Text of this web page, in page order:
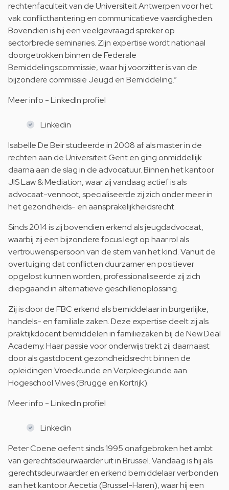
rechtenfaculteit van de Universiteit Antwerpen voor het
vak conflicthantering en communicatieve vaardigheden.
Bovendien is hij een veelgevraagd spreker op
sectorbrede seminaries. Zijn expertise wordt nationaal
doorgetrokken binnen de Federale
Bemiddelingscommissie, waar hij voorzitter is van de
bijzondere commissie Jeugd en Bemiddeling.”
Meer info - LinkedIn profiel
Linkedin
Isabelle De Beir studeerde in 2008 af als master in de
rechten aan de Universiteit Gent en ging onmiddellijk
daarna aan de slag in de advocatuur. Binnen het kantoor
JIS Law & Mediation, waar zij vandaag actief is als
advocaat-vennoot, specialiseerde zij zich onder meer in
het gezondheids- en aansprakelijkheidsrecht.
Sinds 2014 is zij bovendien erkend als jeugdadvocaat,
waarbij zij een bijzondere focus legt op haar rol als
vertrouwenspersoon van de stem van het kind. Vanuit de
overtuiging dat conflicten duurzamer en positiever
opgelost kunnen worden, professionaliseerde zij zich
diepgaand in alternatieve geschillenoplossing.
Zij is door de FBC erkend als bemiddelaar in burgerlijke,
handels- en familiale zaken. Deze expertise deelt zij als
praktijkdocent bemiddelen in familiezaken bij de New Deal
Academy. Haar passie voor onderwijs trekt zij daarnaast
door als gastdocent gezondheidsrecht binnen de
opleidingen Vroedkunde en Verpleegkunde aan
Hogeschool Vives (Brugge en Kortrijk).
Meer info - LinkedIn profiel
Linkedin
Peter Coene oefent sinds 1995 onafgebroken het ambt
van gerechtsdeurwaarder uit in Brussel. Vandaag is hij als
gerechtsdeurwaarder en erkend bemiddelaar verbonden
aan het kantoor Aecetia (Brussel-Haren), waar hij een